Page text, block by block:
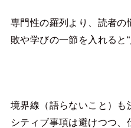
専門性の羅列より、読者の
敗や学びの一節を入れると“
境界線（語らないこと）も
シティブ事項は避けつつ